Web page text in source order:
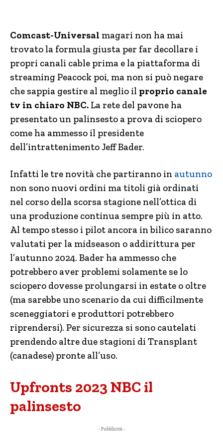
Comcast-Universal magari non ha mai
trovato la formula giusta per far decollare i
propri canali cable prima e la piattaforma di
streaming Peacock poi, ma non si può negare
che sappia gestire al meglio il proprio canale
tv in chiaro NBC. La rete del pavone ha
presentato un palinsesto a prova di sciopero
come ha ammesso il presidente
dell’intrattenimento Jeff Bader.
Infatti le tre novità che partiranno in autunno
non sono nuovi ordini ma titoli già ordinati
nel corso della scorsa stagione nell’ottica di
una produzione continua sempre più in atto.
Al tempo stesso i pilot ancora in bilico saranno
valutati per la midseason o addirittura per
l’autunno 2024. Bader ha ammesso che
potrebbero aver problemi solamente se lo
sciopero dovesse prolungarsi in estate o oltre
(ma sarebbe uno scenario da cui difficilmente
sceneggiatori e produttori potrebbero
riprendersi). Per sicurezza si sono cautelati
prendendo altre due stagioni di Transplant
(canadese) pronte all’uso.
Upfronts 2023 NBC il
palinsesto
- Pubblicità -